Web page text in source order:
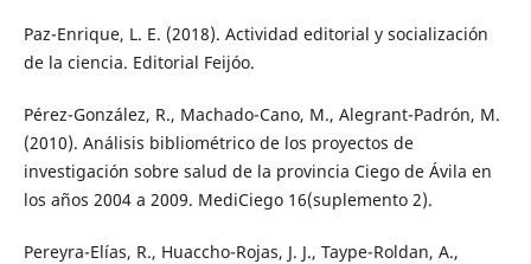
Paz-Enrique, L. E. (2018). Actividad editorial y socialización
de la ciencia. Editorial Feijóo.
Pérez-González, R., Machado-Cano, M., Alegrant-Padrón, M.
(2010). Análisis bibliométrico de los proyectos de
investigación sobre salud de la provincia Ciego de Ávila en
los años 2004 a 2009. MediCiego 16(suplemento 2).
Pereyra-Elías, R., Huaccho-Rojas, J. J., Taype-Roldan, A.,